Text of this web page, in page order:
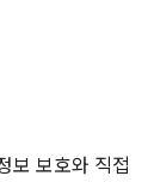
보 보호와 직접